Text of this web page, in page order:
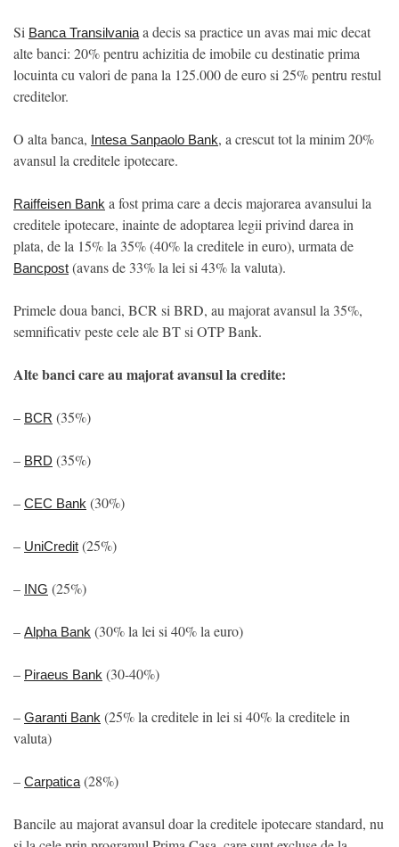
Si Banca Transilvania a decis sa practice un avas mai mic decat
alte banci: 20% pentru achizitia de imobile cu destinatie prima
locuinta cu valori de pana la 125.000 de euro si 25% pentru restul
creditelor.
O alta banca, Intesa Sanpaolo Bank, a crescut tot la minim 20%
avansul la creditele ipotecare.
Raiffeisen Bank a fost prima care a decis majorarea avansului la
creditele ipotecare, inainte de adoptarea legii privind darea in
plata, de la 15% la 35% (40% la creditele in euro), urmata de
Bancpost (avans de 33% la lei si 43% la valuta).
Primele doua banci, BCR si BRD, au majorat avansul la 35%,
semnificativ peste cele ale BT si OTP Bank.
Alte banci care au majorat avansul la credite:
– BCR (35%)
– BRD (35%)
– CEC Bank (30%)
– UniCredit (25%)
– ING (25%)
– Alpha Bank (30% la lei si 40% la euro)
– Piraeus Bank (30-40%)
– Garanti Bank (25% la creditele in lei si 40% la creditele in
valuta)
– Carpatica (28%)
Bancile au majorat avansul doar la creditele ipotecare standard, nu